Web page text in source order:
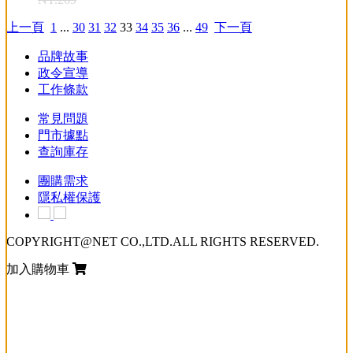
上一頁 1 ... 30 31 32 33 34 35 36 ... 49 下一頁
品牌故事
政令宣導
工作條款
常見問題
門市據點
查詢庫存
團購需求
隱私權保護
COPYRIGHT@NET CO.,LTD.ALL RIGHTS RESERVED.
加入購物車